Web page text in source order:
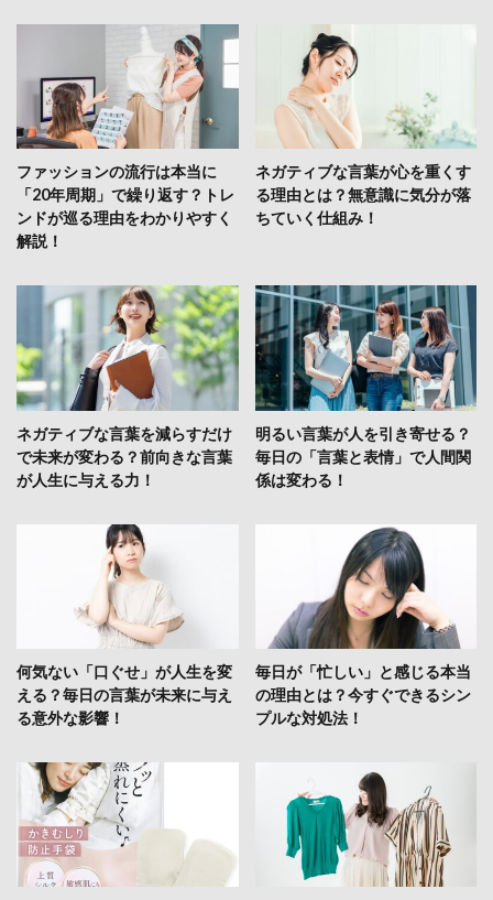
ファッションの流行は本当に
「20年周期」で繰り返す？トレ
ンドが巡る理由をわかりやすく
解説！
ネガティブな言葉が心を重くす
る理由とは？無意識に気分が落
ちていく仕組み！
ネガティブな言葉を減らすだけ
で未来が変わる？前向きな言葉
が人生に与える力！
明るい言葉が人を引き寄せる？
毎日の「言葉と表情」で人間関
係は変わる！
何気ない「口ぐせ」が人生を変
える？毎日の言葉が未来に与え
る意外な影響！
毎日が「忙しい」と感じる本当
の理由とは？今すぐできるシン
プルな対処法！